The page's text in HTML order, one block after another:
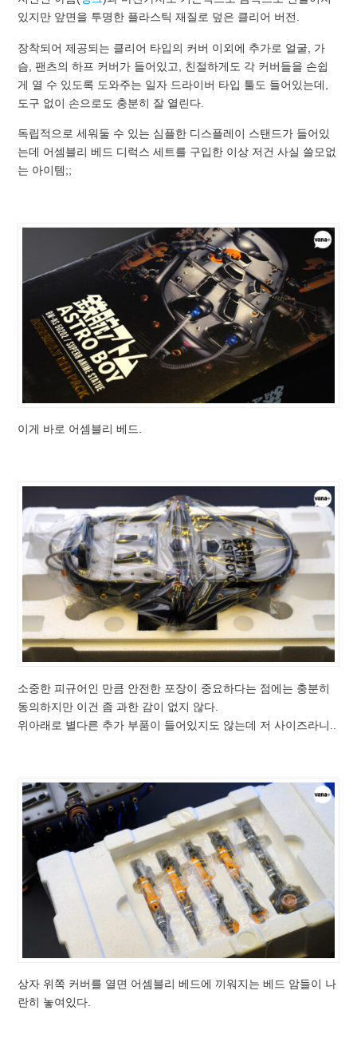
있지만 앞면을 투명한 플라스틱 재질로 덮은 클리어 버전.
장착되어 제공되는 클리어 타입의 커버 이외에 추가로 얼굴, 가
슴, 팬츠의 하프 커버가 들어있고, 친절하게도 각 커버들을 손쉽
게 열 수 있도록 도와주는 일자 드라이버 타입 툴도 들어있는데,
도구 없이 손으로도 충분히 잘 열린다.
독립적으로 세워둘 수 있는 심플한 디스플레이 스탠드가 들어있
는데 어셈블리 베드 디럭스 세트를 구입한 이상 저건 사실 쓸모없
는 아이템;;
이게 바로 어셈블리 베드.
소중한 피규어인 만큼 안전한 포장이 중요하다는 점에는 충분히
동의하지만 이건 좀 과한 감이 없지 않다.
위아래로 별다른 추가 부품이 들어있지도 않는데 저 사이즈라니..
상자 위쪽 커버를 열면 어셈블리 베드에 끼워지는 베드 암들이 나
란히 놓여있다.